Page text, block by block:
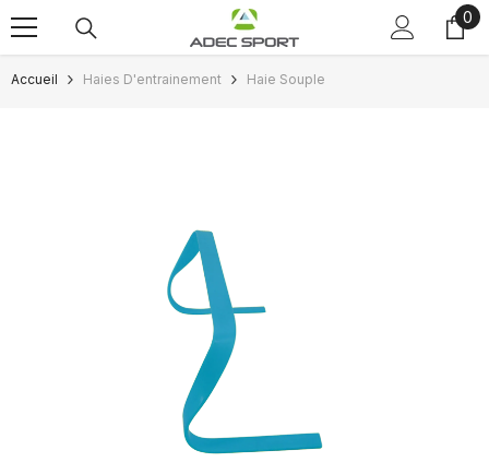
Passer au contenu 0
0
Accueil Haies D'entrainement Haie Souple